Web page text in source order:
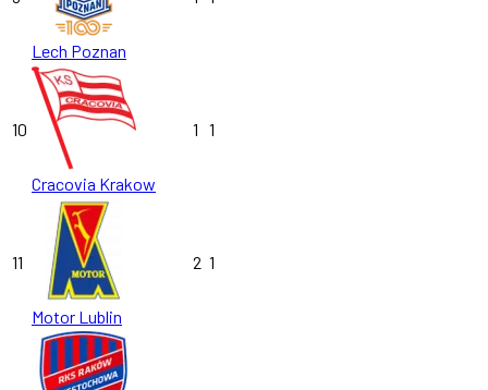
Lech Poznan
10
Cracovia Krakow
1 1
11
Motor Lublin
2 1